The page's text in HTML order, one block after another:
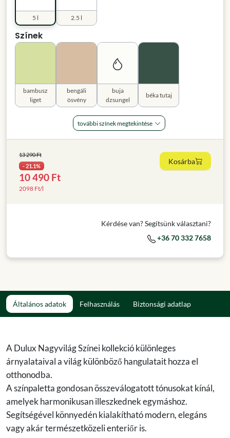
2.5 l
5 l
Színek
bambusz
liget
bengáli
ösvény
buja
dzsungel
béka tutaj
további színek megtekintése
13 290 Ft
- 21.1%
10 490 Ft
2098 Ft/l
Kosárba
Kérdése van? Segítsünk választani?
+36 70 332 7658
Általános adatok Felhasználás Biztonsági adatlap
A Dulux Nagyvilág Színei kollekció különleges
árnyalataival a világ különböző hangulatait hozza el
otthonodba.
A színpaletta gondosan összeválogatott tónusokat kínál,
amelyek harmonikusan illeszkednek egymáshoz.
Segítségével könnyedén kialakítható modern, elegáns
vagy akár természetközeli enteriőr is.